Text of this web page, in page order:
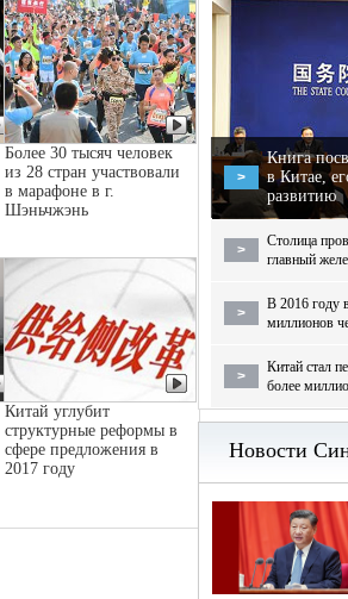
Более 30 тысяч человек
из 28 стран участвовали
в марафоне в г.
Шэньчжэнь
Китай углубит
структурные реформы в
сфере предложения в
2017 году
>
Книга
в Китае,
развитию
>
Столица
главный
>
В 2016 году
миллионов
>
Китай стал
более